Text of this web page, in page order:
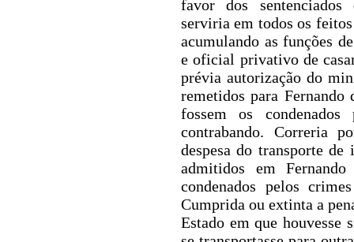
favor dos
serviria em todos os
acumulando as funções
e oficial privativo de
prévia autorização do
remetidos para Fernando
fossem os
contrabando. Correria
despesa do transporte
admitidos em
condenados pelos
Cumprida ou extinta a
Estado em que houvesse